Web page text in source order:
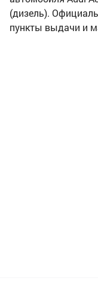
(дизель).
пункты выдачи и